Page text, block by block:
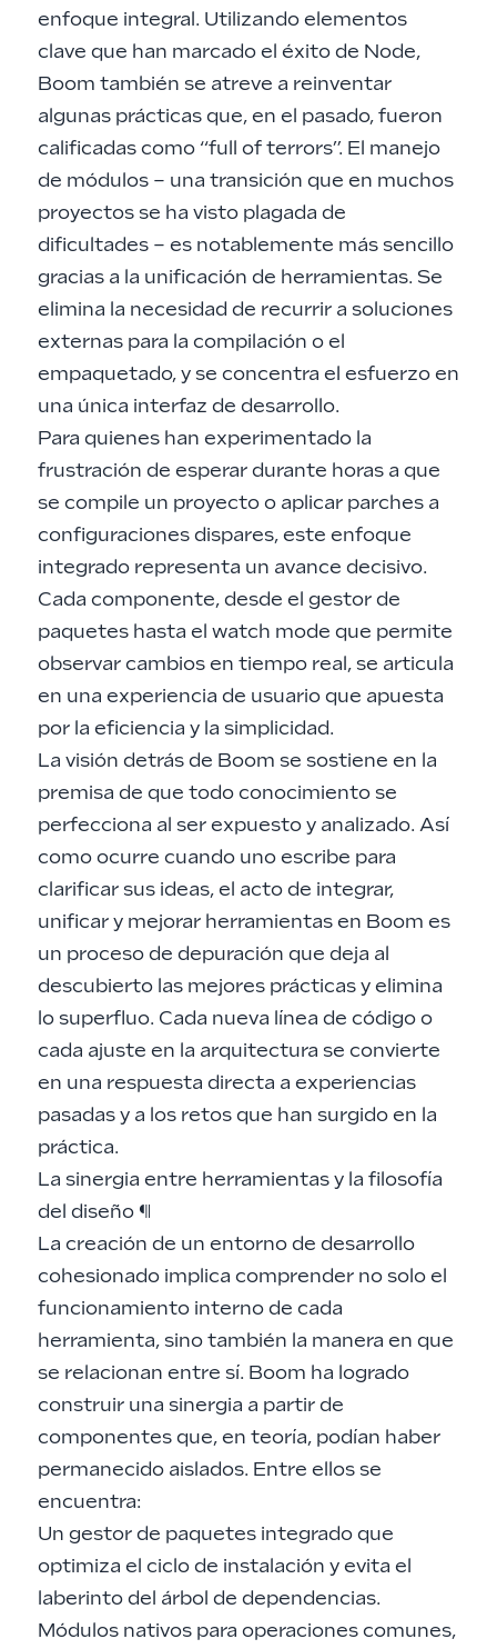
enfoque integral. Utilizando elementos
clave que han marcado el éxito de Node,
Boom también se atreve a reinventar
algunas prácticas que, en el pasado, fueron
calificadas como “full of terrors”. El manejo
de módulos – una transición que en muchos
proyectos se ha visto plagada de
dificultades – es notablemente más sencillo
gracias a la unificación de herramientas. Se
elimina la necesidad de recurrir a soluciones
externas para la compilación o el
empaquetado, y se concentra el esfuerzo en
una única interfaz de desarrollo.
Para quienes han experimentado la
frustración de esperar durante horas a que
se compile un proyecto o aplicar parches a
configuraciones dispares, este enfoque
integrado representa un avance decisivo.
Cada componente, desde el gestor de
paquetes hasta el watch mode que permite
observar cambios en tiempo real, se articula
en una experiencia de usuario que apuesta
por la eficiencia y la simplicidad.
La visión detrás de Boom se sostiene en la
premisa de que todo conocimiento se
perfecciona al ser expuesto y analizado. Así
como ocurre cuando uno escribe para
clarificar sus ideas, el acto de integrar,
unificar y mejorar herramientas en Boom es
un proceso de depuración que deja al
descubierto las mejores prácticas y elimina
lo superfluo. Cada nueva línea de código o
cada ajuste en la arquitectura se convierte
en una respuesta directa a experiencias
pasadas y a los retos que han surgido en la
práctica.
La sinergia entre herramientas y la filosofía
del diseño ¶
La creación de un entorno de desarrollo
cohesionado implica comprender no solo el
funcionamiento interno de cada
herramienta, sino también la manera en que
se relacionan entre sí. Boom ha logrado
construir una sinergia a partir de
componentes que, en teoría, podían haber
permanecido aislados. Entre ellos se
encuentra:
Un gestor de paquetes integrado que
optimiza el ciclo de instalación y evita el
laberinto del árbol de dependencias.
Módulos nativos para operaciones comunes,